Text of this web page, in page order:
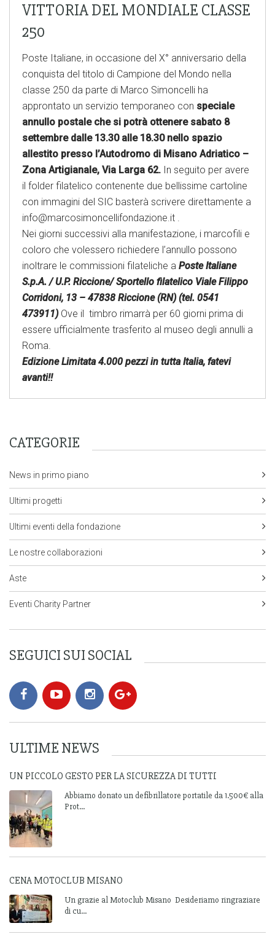
VITTORIA DEL MONDIALE CLASSE
250
Poste Italiane, in occasione del X° anniversario della
conquista del titolo di Campione del Mondo nella
classe 250 da parte di Marco Simoncelli ha
approntato un servizio temporaneo con speciale
annullo postale che si potrà ottenere sabato 8
settembre dalle 13.30 alle 18.30 nello spazio
allestito presso l’Autodromo di Misano Adriatico –
Zona Artigianale, Via Larga 62. In seguito per avere
il folder filatelico contenente due bellissime cartoline
con immagini del SIC basterà scrivere direttamente a
info@marcosimoncellifondazione.it .
Nei giorni successivi alla manifestazione, i marcofili e
coloro che volessero richiedere l’annullo possono
inoltrare le commissioni filateliche a Poste Italiane
S.p.A. / U.P. Riccione/ Sportello filatelico Viale Filippo
Corridoni, 13 – 47838 Riccione (RN) (tel. 0541
473911) Ove il timbro rimarrà per 60 giorni prima di
essere ufficialmente trasferito al museo degli annulli a
Roma.
Edizione Limitata 4.000 pezzi in tutta Italia, fatevi
avanti!!
CATEGORIE
News in primo piano
Ultimi progetti
Ultimi eventi della fondazione
Le nostre collaborazioni
Aste
Eventi Charity Partner
SEGUICI SUI SOCIAL
ULTIME NEWS
UN PICCOLO GESTO PER LA SICUREZZA DI TUTTI
Abbiamo donato un defibrillatore portatile da 1.500€ alla
Prot...
CENA MOTOCLUB MISANO
Un grazie al Motoclub Misano Desideriamo ringraziare
di cu...